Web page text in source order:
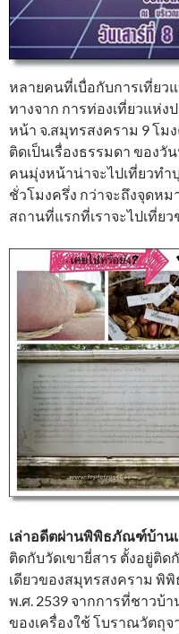
หลายคนที่เบื่อกับการเที่ยว
ทางจาก การท่องเที่ยวแห่ง
หน้า จ.สมุทรสงคราม 9 โม
ติดเป็นเรื่องธรรมดา ของ
คนมุ่งหน้าน่าจะไปเที่ยวทำ
ชั่วโมงครึ่ง กว่าจะถึงจุดห
สถานที่แรกที่เราจะไปเที่ย
เล่าอดีตผ่านพิพิธภัณฑ์บ้าน
ติดกับวัดเขายี่สาร ตั้งอยู่ติ
เดียวของสมุทรสงคราม พิ
พ.ศ. 2539 จากการที่ชาวบ้
ของเครื่องใช้ โบราณวัตถุจ